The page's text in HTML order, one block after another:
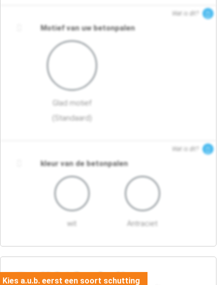
Wat is dit?
Motief van uw betonpalen
Glad motief
(Standaard)
Wat is dit?
kleur van de betonpalen
wit Antraciet
03. Detail en afwerking